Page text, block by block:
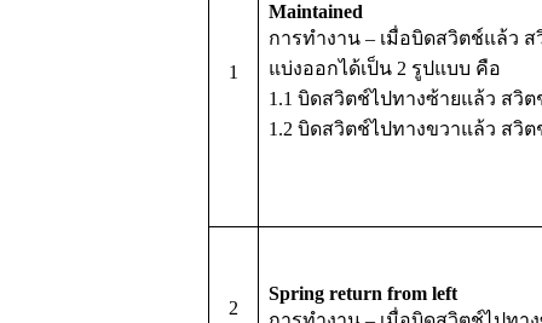
1
Maintained
การทำงาน – เมื่อบิดสวิตช์แล้ว
แบ่งออกได้เป็น 2 รูปแบบ คือ
1.1 บิดสวิตช์ไปทางซ้ายแล้ว สวิ
1.2 บิดสวิตช์ไปทางขวาแล้ว สวิ
2
Spring return from left